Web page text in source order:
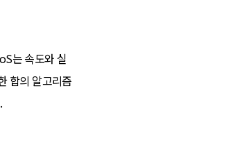
는 속도와 실
합의 알고리즘